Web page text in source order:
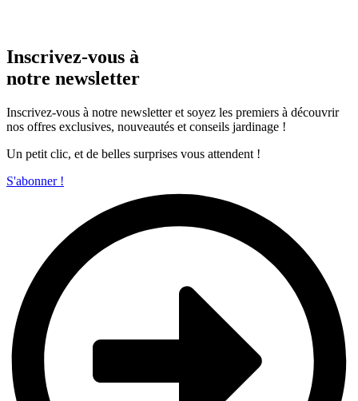
Inscrivez-vous à
notre newsletter
Inscrivez-vous à notre newsletter et soyez les premiers à découvrir
nos offres exclusives, nouveautés et conseils jardinage !
Un petit clic, et de belles surprises vous attendent !
S'abonner !